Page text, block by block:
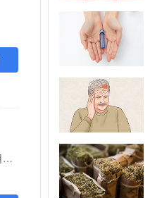
【功能主治】 疏肝健脾，解郁清热，养血调经。用于肝郁脾弱，血虚发热，两胁作痛，头晕目眩，月经不调等症。